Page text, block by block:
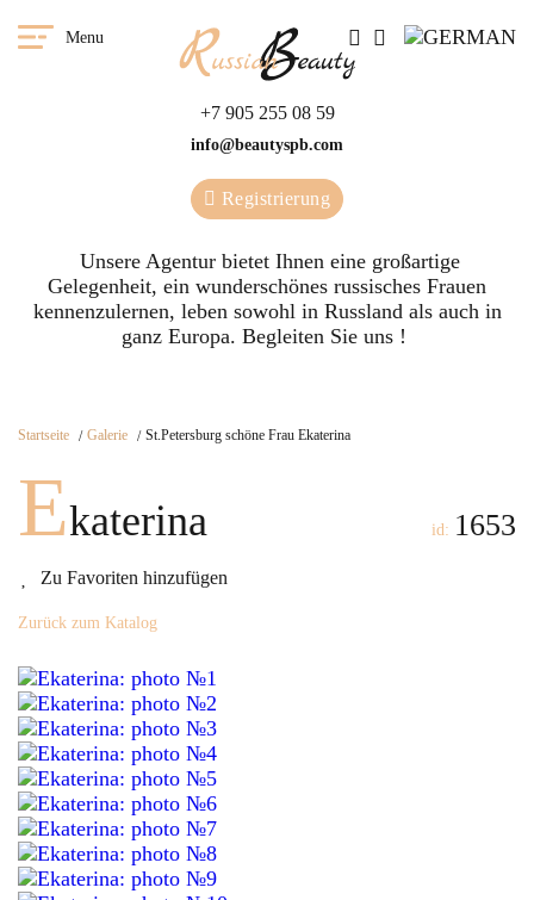
Menu
+7 905 255 08 59
info@beautyspb.com
Registrierung
Unsere Agentur bietet Ihnen eine großartige
Gelegenheit, ein wunderschönes russisches Frauen
kennenzulernen, leben sowohl in Russland als auch in
ganz Europa. Begleiten Sie uns !
Startseite Galerie St.Petersburg schöne Frau Ekaterina
Ekaterina
Zu Favoriten hinzufügen
id: 1653
Zurück zum Katalog